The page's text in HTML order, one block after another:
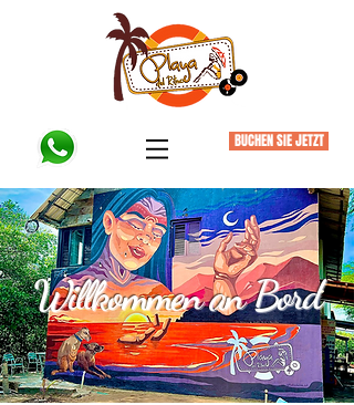
BUCHEN SIE JETZT
Willkommen an Bord